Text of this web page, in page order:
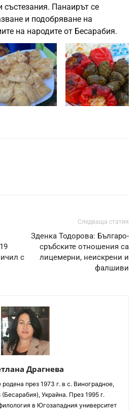
състезания. Панаирът се
и подобряване на
на народите от Бесарабия.
с
Следваща статия
Зденка Тодорова: Българо-
сръбските отношения са
лицемерни, неискрени и
фалшиви
Драгнева
през 1973 г. в с. Виноградное,
Украйна. През 1995 г.
в Югозападния университет